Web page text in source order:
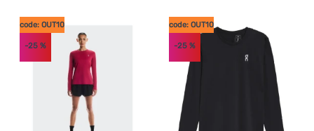
Anmelden /
Registrieren
code: OUT10
-25 %
code: OUT10
-25%